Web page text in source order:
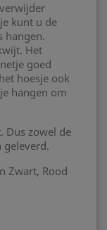
kunt u de
hangen.
Het
goed
hoesje ook
hangen om
Dus zowel de
geleverd.
Zwart, Rood